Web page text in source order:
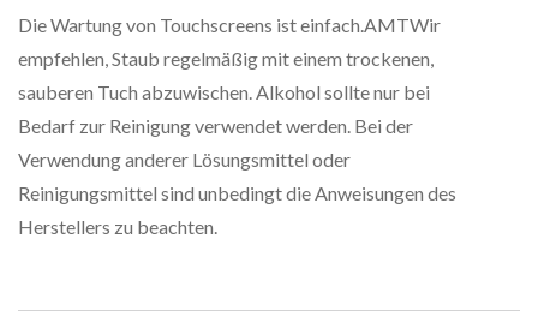
Die Wartung von Touchscreens ist einfach.AMTWir
empfehlen, Staub regelmäßig mit einem trockenen,
sauberen Tuch abzuwischen. Alkohol sollte nur bei
Bedarf zur Reinigung verwendet werden. Bei der
Verwendung anderer Lösungsmittel oder
Reinigungsmittel sind unbedingt die Anweisungen des
Herstellers zu beachten.